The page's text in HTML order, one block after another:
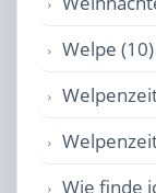
Welpe (10)
Wie finde